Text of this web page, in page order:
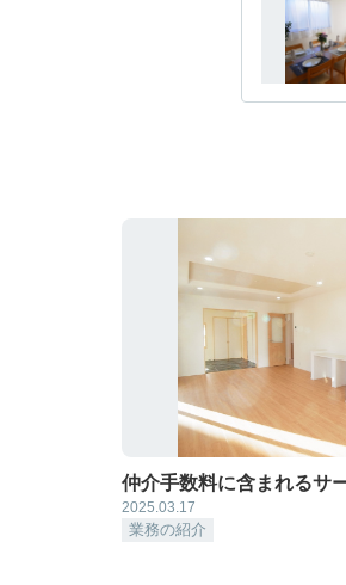
仲介手数料に含まれるサ
2025.03.17
業務の紹介